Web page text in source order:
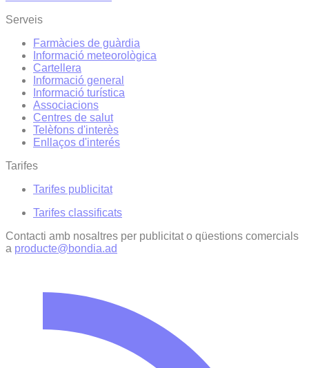
Serveis
Farmàcies de guàrdia
Informació meteorològica
Cartellera
Informació general
Informació turística
Associacions
Centres de salut
Telèfons d'interès
Enllaços d'interés
Tarifes
Tarifes publicitat
Tarifes classificats
Contacti amb nosaltres per publicitat o qüestions comercials
a producte@bondia.ad